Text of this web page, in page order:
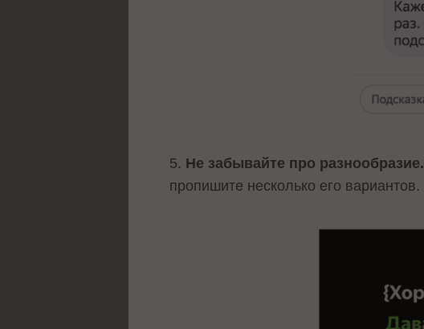
5. Не забывайте про разнообразие.
пропишите несколько его вариантов.